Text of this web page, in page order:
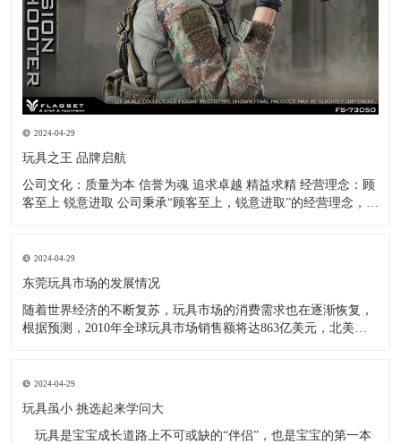
2024-04-29
玩具之王 品牌启航
公司文化：质量为本 信誉为魂 追求卓越 精益求精 经营理念：顾
客至上 锐意进取 公司秉承“顾客至上，锐意进取”的经营理念，坚
2024-04-29
东莞玩具市场的发展情况
随着世界经济的不断复苏，玩具市场的消费需求也在逐渐恢复，
根据预测，2010年全球玩具市场销售额将达863亿美元，北美和
均为中国产品，全球市场上(中国大陆除外)超过2/
2024-04-29
玩具虽小 挑选起来学问大
玩具是宝宝成长道路上不可或缺的“伴侣”，也是宝宝的第一本